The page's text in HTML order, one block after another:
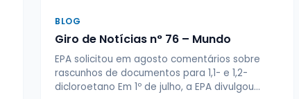
BLOG
Giro de Notícias n° 76 – Mundo
EPA solicitou em agosto comentários sobre
rascunhos de documentos para 1,1- e 1,2-
dicloroetano Em 1º de julho, a EPA divulgou…